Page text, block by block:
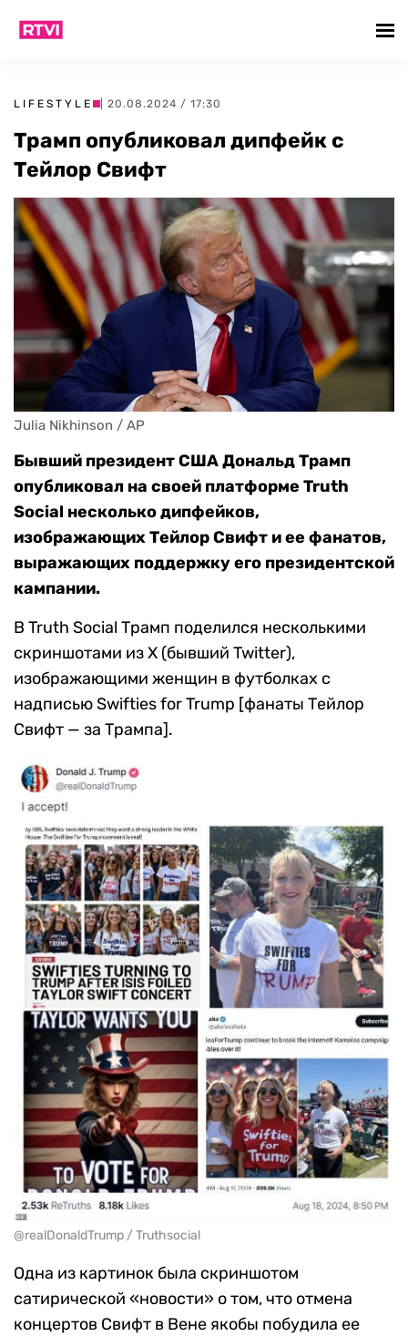
LIFESTYLE | 20.08.2024 / 17:30
Трамп опубликовал дипфейк с
Тейлор Свифт
Julia Nikhinson / AP
Бывший президент США Дональд Трамп
опубликовал на своей платформе Truth
Social несколько дипфейков,
изображающих Тейлор Свифт и ее фанатов,
выражающих поддержку его президентской
кампании.
В Truth Social Трамп поделился несколькими
скриншотами из Х (бывший Twitter),
изображающими женщин в футболках с
надписью Swifties for Trump [фанаты Тейлор
Свифт — за Трампа].
@realDonaldTrump / Truthsocial
Одна из картинок была скриншотом
сатирической «новости» о том, что отмена
концертов Свифт в Вене якобы побудила ее